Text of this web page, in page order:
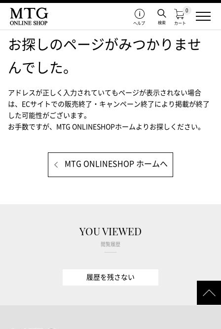
カート
0
検索
ヘルプ
お探しのページがみつかりませ
んでした。
アドレスが正しく入力されていてもページが表示されない場合
は、
ECサイトでの販売終了・キャンペーン終了により掲載が終了
した可能性がございます。
お手数ですが、MTG ONLINESHOPホームよりお探しください。
MTG ONLINESHOP ホームへ
YOU VIEWED
閲覧履歴
履歴を残さない